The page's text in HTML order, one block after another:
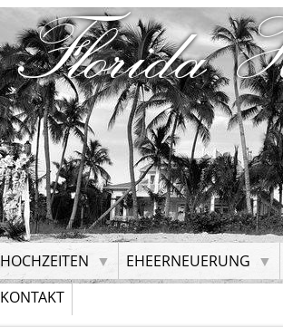
Florida
HOCHZEITEN EHEERNEUERUNG
KONTAKT